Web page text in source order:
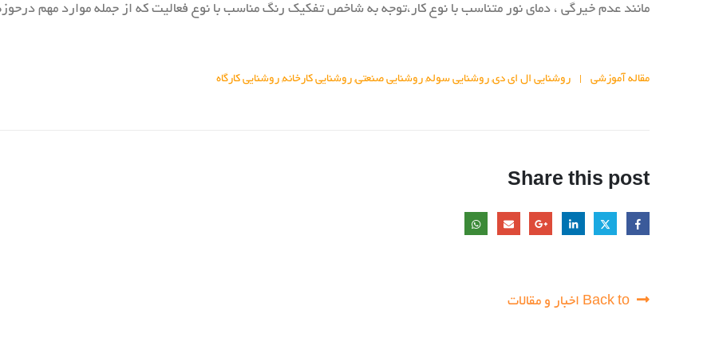
مانند عدم خیرگی ، دمای نور متناسب با نوع کار،توجه به شاخص تفکیک رنگ مناسب با نوع فعالیت که از جمله موارد مهم
مقاله آموزشی روشنایی ال ای دی, روشنایی سوله, روشنایی صنعتی, روشنایی کارخانه, روشنایی کارگاه
Share this post